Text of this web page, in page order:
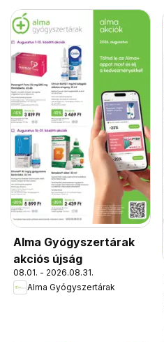
Alma Gyógyszertárak
akciós újság
08.01. - 2026.08.31.
Alma Gyógyszertárak